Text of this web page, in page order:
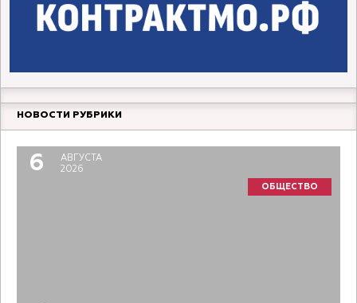
НОВОСТИ РУБРИКИ
6
АВГУСТА
2026
ОБЩЕСТВО